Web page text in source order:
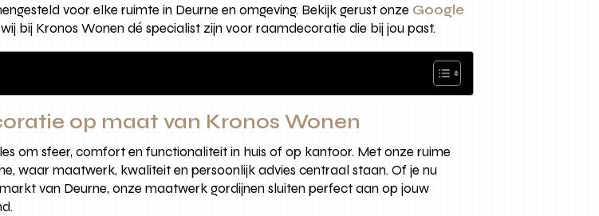
voor elke ruimte in Deurne en omgeving. Bekijk gerust onze Google
bij Kronos Wonen dé specialist zijn voor raamdecoratie die bij jou past.
op maat van Kronos Wonen
om sfeer, comfort en functionaliteit in huis of op kantoor. Met onze ruime
waar maatwerk, kwaliteit en persoonlijk advies centraal staan. Of je nu
van Deurne, onze maatwerk gordijnen sluiten perfect aan op jouw